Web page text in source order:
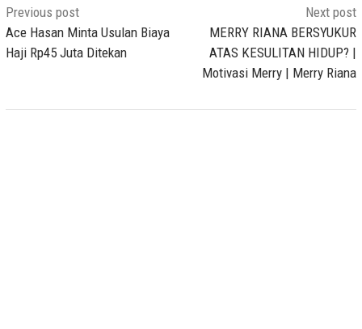
Post
navigation
Previous post
Ace Hasan Minta Usulan Biaya
Haji Rp45 Juta Ditekan
Next post
MERRY RIANA BERSYUKUR
ATAS KESULITAN HIDUP? |
Motivasi Merry | Merry Riana